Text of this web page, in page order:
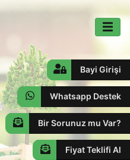
Bayi Girişi
Whatsapp Destek
Bir Sorunuz mu Var?
Fiyat Teklifi Al